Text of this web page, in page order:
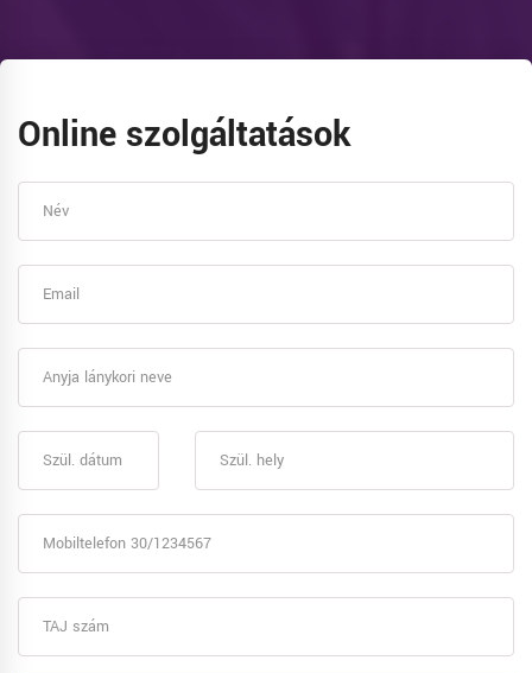
Online szolgáltatások